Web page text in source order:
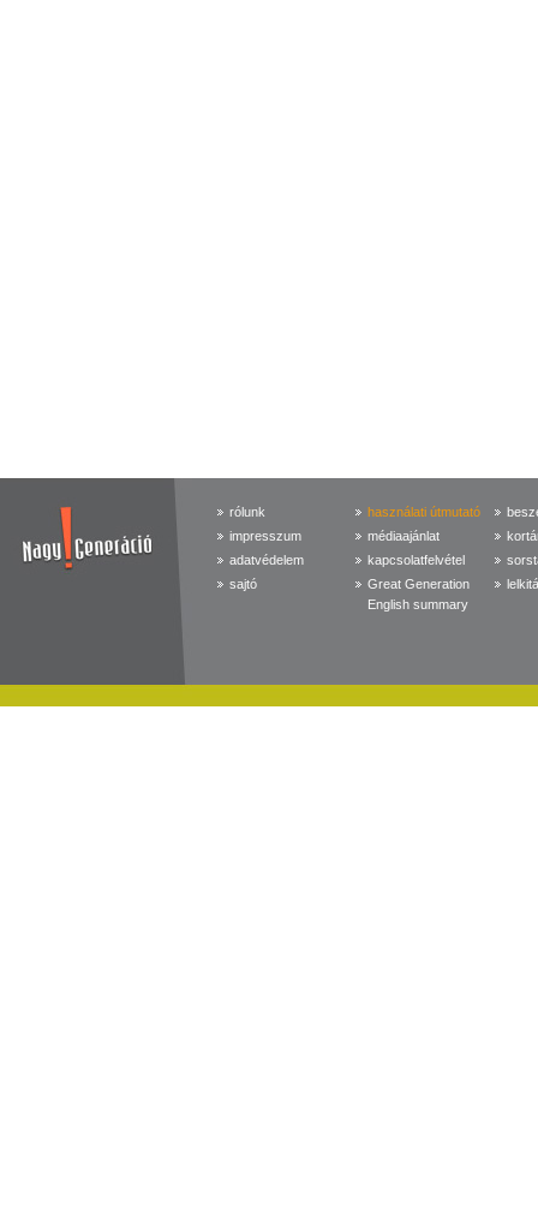
rólunk
impresszum
adatvédelem
sajtó
használati útmutató
médiaajánlat
kapcsolatfelvétel
Great Generation
English summary